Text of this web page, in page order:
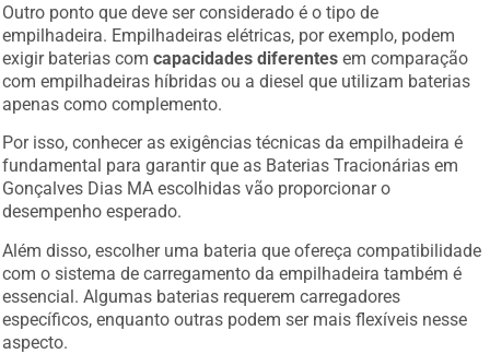
Outro ponto que deve ser considerado é o tipo de
empilhadeira. Empilhadeiras elétricas, por exemplo, podem
exigir baterias comcapacidades diferentes em comparação
com empilhadeiras híbridas ou a diesel que utilizam baterias
apenas como complemento.
Por isso, conhecer as exigências técnicas da empilhadeira é
fundamental para garantir que as Baterias Tracionárias em
Gonçalves Dias MA escolhidas vão proporcionar o
desempenho esperado.
Além disso, escolher uma bateria que ofereça compatibilidade
com o sistema de carregamento da empilhadeira também é
essencial. Algumas baterias requerem carregadores
específicos, enquanto outras podem ser mais flexíveis nesse
aspecto.